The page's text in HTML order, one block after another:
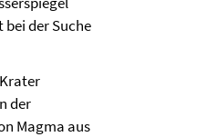
der Suche
der
Magma aus